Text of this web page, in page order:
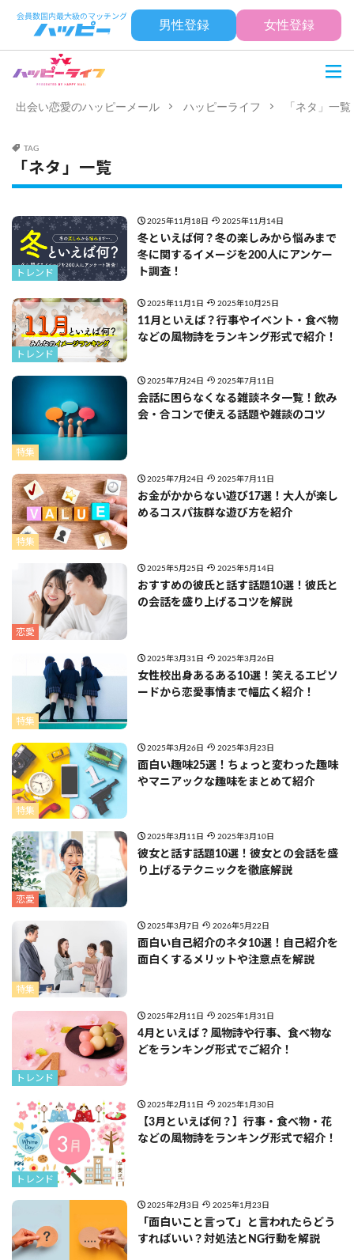
男性登録 女性登録
出会い恋愛のハッピーメール ハッピーライフ 「ネタ」一覧
TAG
「ネタ」一覧
トレンド
2025年11月18日 2025年11月14日
冬といえば何？冬の楽しみから悩みまで
冬に関するイメージを200人にアンケー
ト調査！
トレンド
2025年11月1日 2025年10月25日
11月といえば？行事やイベント・食べ物
などの風物詩をランキング形式で紹介！
特集
2025年7月24日 2025年7月11日
会話に困らなくなる雑談ネタ一覧！飲み
会・合コンで使える話題や雑談のコツ
特集
2025年7月24日 2025年7月11日
お金がかからない遊び17選！大人が楽し
めるコスパ抜群な遊び方を紹介
恋愛
2025年5月25日 2025年5月14日
おすすめの彼氏と話す話題10選！彼氏と
の会話を盛り上げるコツを解説
特集
2025年3月31日 2025年3月26日
女性校出身あるある10選！笑えるエピソ
ードから恋愛事情まで幅広く紹介！
特集
2025年3月26日 2025年3月23日
面白い趣味25選！ちょっと変わった趣味
やマニアックな趣味をまとめて紹介
恋愛
2025年3月11日 2025年3月10日
彼女と話す話題10選！彼女との会話を盛
り上げるテクニックを徹底解説
特集
2025年3月7日 2026年5月22日
面白い自己紹介のネタ10選！自己紹介を
面白くするメリットや注意点を解説
トレンド
2025年2月11日 2025年1月31日
4月といえば？風物詩や行事、食べ物な
どをランキング形式でご紹介！
トレンド
2025年2月11日 2025年1月30日
【3月といえば何？】行事・食べ物・花
などの風物詩をランキング形式で紹介！
2025年2月3日 2025年1月23日
「面白いこと言って」と言われたらどう
すればいい？対処法とNG行動を解説